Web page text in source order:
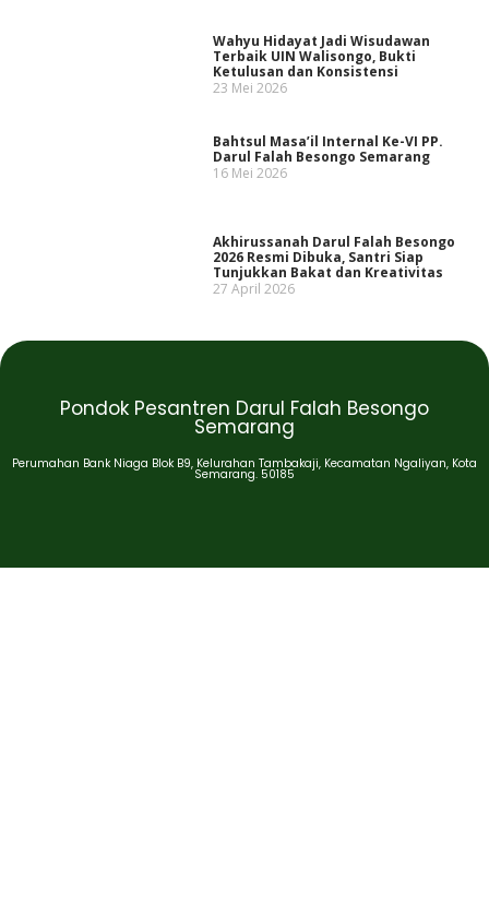
Wahyu Hidayat Jadi Wisudawan
Terbaik UIN Walisongo, Bukti
Ketulusan dan Konsistensi
23 Mei 2026
Bahtsul Masa’il Internal Ke-VI PP.
Darul Falah Besongo Semarang
16 Mei 2026
Akhirussanah Darul Falah Besongo
2026 Resmi Dibuka, Santri Siap
Tunjukkan Bakat dan Kreativitas
27 April 2026
Pondok Pesantren Darul Falah Besongo
Semarang
Perumahan Bank Niaga Blok B9, Kelurahan Tambakaji, Kecamatan Ngaliyan, Kota
Semarang. 50185